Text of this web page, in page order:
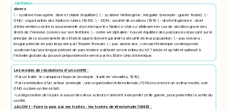
Définition
divers
\ - système homogène : libre et stable (équilibre). \ - système hétérogène : irrégulier (exemple : guerre froide). \ -
ONU : organisation des Nations-Unies (1945). \ - SDN : société des nations (1919 \ - droit d'ingérence : droit
d'intervention contre la souveraineté d'un état que les Nations-Unies s'attribuent en cas de violation grave des
droits de l'Homme commis sur son territoire. \ - ordre westphalien : nouvel équilibre des puissances reposant sur le
principe de la souveraineté des Etats lesquels doivent garantir la sécurité de leur population. \ - pax romana :
longue période de paix imposée par l'Empire Romain. \ - pax americana : concept historique contemporain
soutenant qu'une longue période de paix relative a débuté vers le milieu du XX? siècle et qu'elle résulterait à
l'échelle globale du pouvoir prépondérant exercé par les États-Unis d'Amérique.
Les modes de résolutions d'un conflit :
-Par un traité : le vainqueur l'impose (exemple : traité de Versailles, 1919).
-Par la médiation d'un acteur (exemple : une organisation internationale, l'ONU ou encore un acteur neutre, une
ONG ou bien un tiers état).
-La négociation de la paix si aucun des deux acteurs n'arrivent à emporter cette guerre, pour permettre la sortie du
conflit.
JALON 1 - Faire la paix par les traités : les traités de Westphalie (1648) :